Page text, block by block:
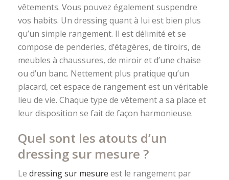
vêtements. Vous pouvez également suspendre
vos habits. Un dressing quant à lui est bien plus
qu’un simple rangement. Il est délimité et se
compose de penderies, d’étagères, de tiroirs, de
meubles à chaussures, de miroir et d’une chaise
ou d’un banc. Nettement plus pratique qu’un
placard, cet espace de rangement est un véritable
lieu de vie. Chaque type de vêtement a sa place et
leur disposition se fait de façon harmonieuse.
Quel sont les atouts d’un
dressing sur mesure ?
Le dressing sur mesure est le rangement par